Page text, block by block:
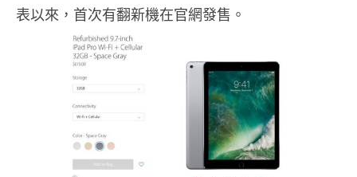
表以來，首次有翻新機在官網發售。